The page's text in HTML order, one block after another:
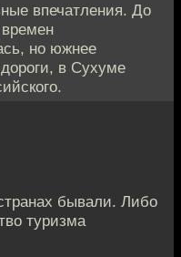
впечатления. До
времен
но южнее
в Сухуме
бывали. Либо
туризма